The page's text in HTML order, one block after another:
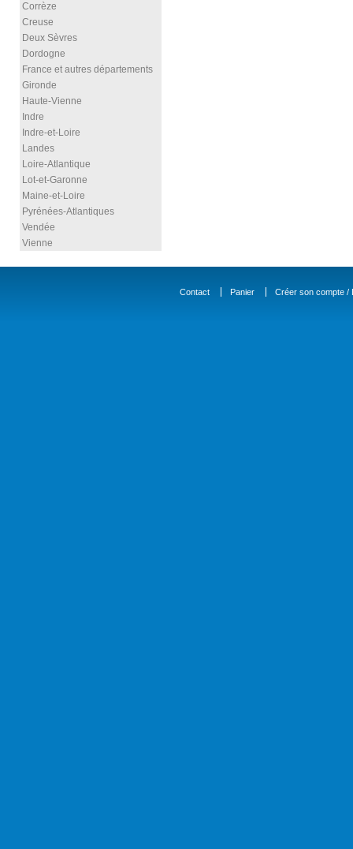
Corrèze
Creuse
Deux Sèvres
Dordogne
France et autres départements
Gironde
Haute-Vienne
Indre
Indre-et-Loire
Landes
Loire-Atlantique
Lot-et-Garonne
Maine-et-Loire
Pyrénées-Atlantiques
Vendée
Vienne
Contact Panier Créer son compte /